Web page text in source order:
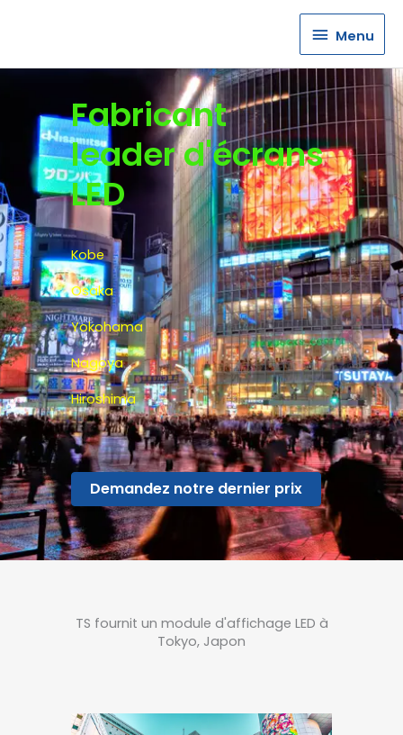
Menu
Menu
Fabricant
leader d'écrans
LED
Kobe
Osaka
Yokohama
Nagoya
Hiroshima
Demandez notre dernier prix
TS fournit un module d'affichage LED à
Tokyo, Japon